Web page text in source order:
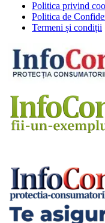
Politica privind
Politica de
Termeni și condiții